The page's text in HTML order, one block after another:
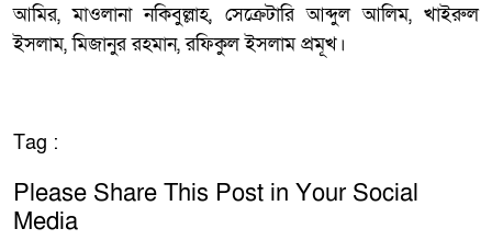
আমির, মাওলানা নকিবুল্লাহ, সেক্রেটারি আব্দুল আলিম, খাইরুল
ইসলাম, মিজানুর রহমান, রফিকুল ইসলাম প্রমূখ।
Tag :
Please Share This Post in Your Social
Media